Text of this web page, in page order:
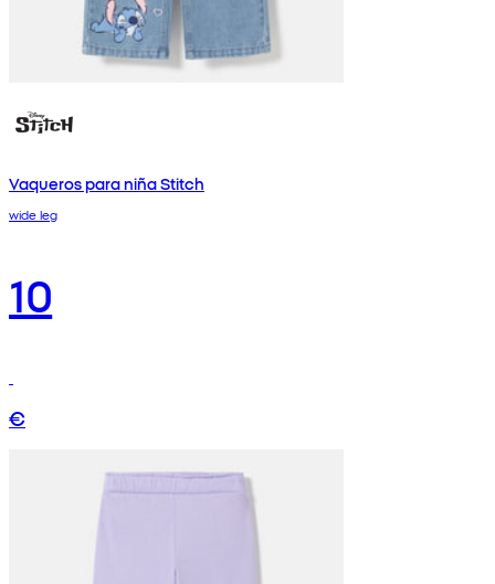
Vaqueros para niña Stitch
wide leg
10
€